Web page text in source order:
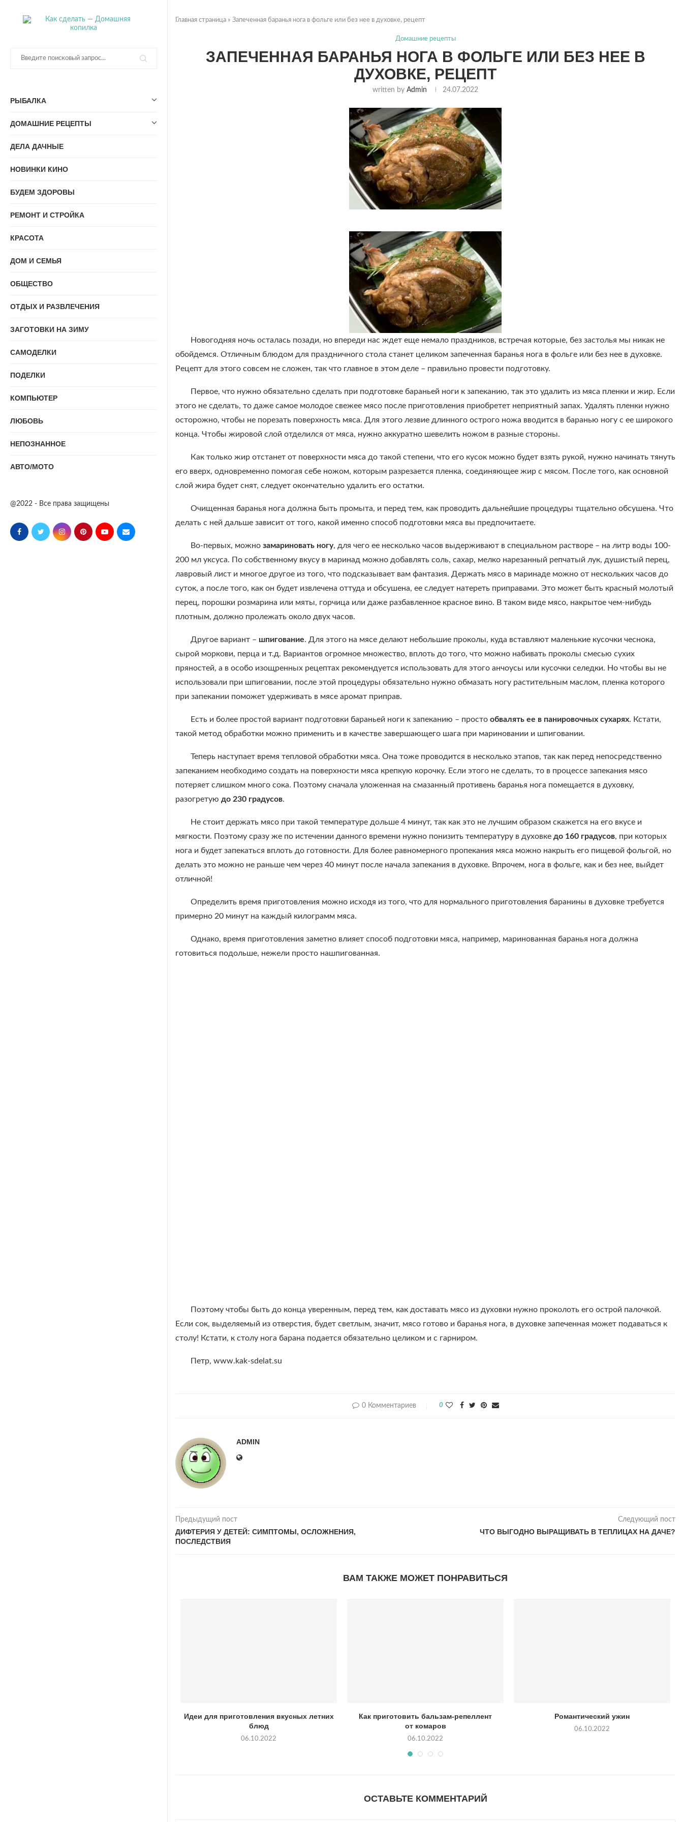
РЫБАЛКА
ДОМАШНИЕ РЕЦЕПТЫ
ДЕЛА ДАЧНЫЕ
НОВИНКИ КИНО
БУДЕМ ЗДОРОВЫ
РЕМОНТ И СТРОЙКА
КРАСОТА
ДОМ И СЕМЬЯ
ОБЩЕСТВО
ОТДЫХ И РАЗВЛЕЧЕНИЯ
ЗАГОТОВКИ НА ЗИМУ
САМОДЕЛКИ
ПОДЕЛКИ
КОМПЬЮТЕР
ЛЮБОВЬ
НЕПОЗНАННОЕ
АВТО/МОТО
@2022 - Все права защищены
Главная страница » Запеченная баранья нога в фольге или без нее в духовке, рецепт
Домашние рецепты
ЗАПЕЧЕННАЯ БАРАНЬЯ НОГА В ФОЛЬГЕ ИЛИ БЕЗ НЕЕ В
ДУХОВКЕ, РЕЦЕПТ
written by Admin 24.07.2022
Новогодняя ночь осталась позади, но впереди нас ждет еще немало праздников, встречая которые, без застолья мы никак не
обойдемся. Отличным блюдом для праздничного стола станет целиком запеченная баранья нога в фольге или без нее в духовке.
Рецепт для этого совсем не сложен, так что главное в этом деле – правильно провести подготовку.
Первое, что нужно обязательно сделать при подготовке бараньей ноги к запеканию, так это удалить из мяса пленки и жир. Если
этого не сделать, то даже самое молодое свежее мясо после приготовления приобретет неприятный запах. Удалять пленки нужно
осторожно, чтобы не порезать поверхность мяса. Для этого лезвие длинного острого ножа вводится в баранью ногу с ее широкого
конца. Чтобы жировой слой отделился от мяса, нужно аккуратно шевелить ножом в разные стороны.
Как только жир отстанет от поверхности мяса до такой степени, что его кусок можно будет взять рукой, нужно начинать тянуть
его вверх, одновременно помогая себе ножом, которым разрезается пленка, соединяющее жир с мясом. После того, как основной
слой жира будет снят, следует окончательно удалить его остатки.
Очищенная баранья нога должна быть промыта, и перед тем, как проводить дальнейшие процедуры тщательно обсушена. Что
делать с ней дальше зависит от того, какой именно способ подготовки мяса вы предпочитаете.
Во-первых, можно замариновать ногу, для чего ее несколько часов выдерживают в специальном растворе – на литр воды 100-
200 мл уксуса. По собственному вкусу в маринад можно добавлять соль, сахар, мелко нарезанный репчатый лук, душистый перец,
лавровый лист и многое другое из того, что подсказывает вам фантазия. Держать мясо в маринаде можно от нескольких часов до
суток, а после того, как он будет извлечена оттуда и обсушена, ее следует натереть приправами. Это может быть красный молотый
перец, порошки розмарина или мяты, горчица или даже разбавленное красное вино. В таком виде мясо, накрытое чем-нибудь
плотным, должно пролежать около двух часов.
Другое вариант – шпигование. Для этого на мясе делают небольшие проколы, куда вставляют маленькие кусочки чеснока,
сырой моркови, перца и т.д. Вариантов огромное множество, вплоть до того, что можно набивать проколы смесью сухих
пряностей, а в особо изощренных рецептах рекомендуется использовать для этого анчоусы или кусочки селедки. Но чтобы вы не
использовали при шпиговании, после этой процедуры обязательно нужно обмазать ногу растительным маслом, пленка которого
при запекании поможет удерживать в мясе аромат приправ.
Есть и более простой вариант подготовки бараньей ноги к запеканию – просто обвалять ее в панировочных сухарях. Кстати,
такой метод обработки можно применить и в качестве завершающего шага при мариновании и шпиговании.
Теперь наступает время тепловой обработки мяса. Она тоже проводится в несколько этапов, так как перед непосредственно
запеканием необходимо создать на поверхности мяса крепкую корочку. Если этого не сделать, то в процессе запекания мясо
потеряет слишком много сока. Поэтому сначала уложенная на смазанный противень баранья нога помещается в духовку,
разогретую до 230 градусов.
Не стоит держать мясо при такой температуре дольше 4 минут, так как это не лучшим образом скажется на его вкусе и
мягкости. Поэтому сразу же по истечении данного времени нужно понизить температуру в духовке до 160 градусов, при которых
нога и будет запекаться вплоть до готовности. Для более равномерного пропекания мяса можно накрыть его пищевой фольгой, но
делать это можно не раньше чем через 40 минут после начала запекания в духовке. Впрочем, нога в фольге, как и без нее, выйдет
отличной!
Определить время приготовления можно исходя из того, что для нормального приготовления баранины в духовке требуется
примерно 20 минут на каждый килограмм мяса.
Однако, время приготовления заметно влияет способ подготовки мяса, например, маринованная баранья нога должна
готовиться подольше, нежели просто нашпигованная.
Поэтому чтобы быть до конца уверенным, перед тем, как доставать мясо из духовки нужно проколоть его острой палочкой.
Если сок, выделяемый из отверстия, будет светлым, значит, мясо готово и баранья нога, в духовке запеченная может подаваться к
столу! Кстати, к столу нога барана подается обязательно целиком и с гарниром.
Петр, www.kak-sdelat.su
0 Комментариев 0
ADMIN
Предыдущий пост
ДИФТЕРИЯ У ДЕТЕЙ: СИМПТОМЫ, ОСЛОЖНЕНИЯ,
ПОСЛЕДСТВИЯ
Следующий пост
ЧТО ВЫГОДНО ВЫРАЩИВАТЬ В ТЕПЛИЦАХ НА ДАЧЕ?
ВАМ ТАКЖЕ МОЖЕТ ПОНРАВИТЬСЯ
Идеи для приготовления вкусных летних
блюд
06.10.2022
Как приготовить бальзам-репеллент
от комаров
06.10.2022
Романтический ужин
06.10.2022
ОСТАВЬТЕ КОММЕНТАРИЙ